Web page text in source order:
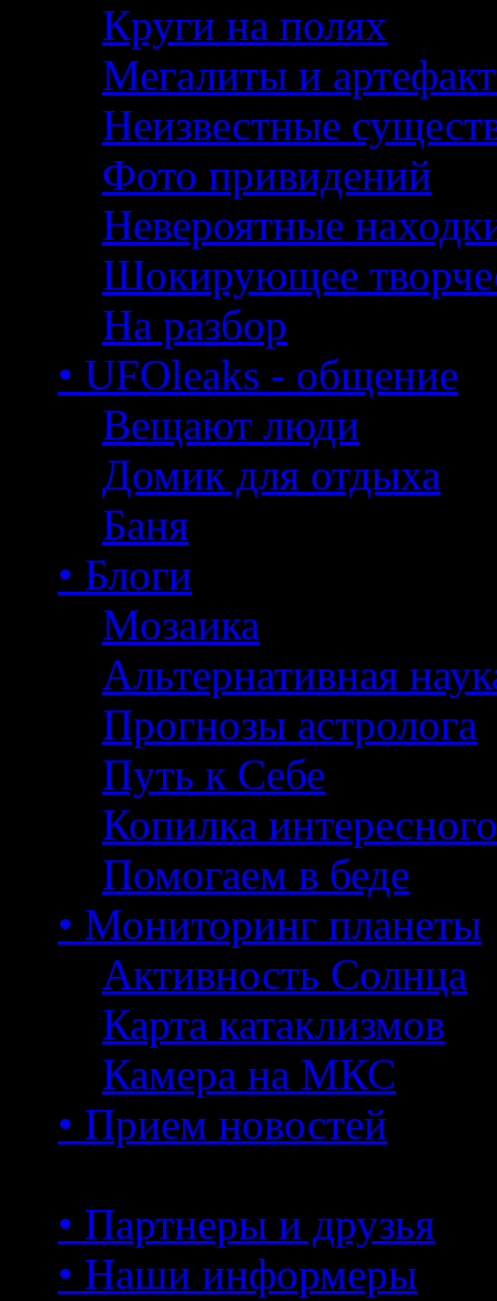
Круги на полях
Мегалиты и
Неизвестные
Фото привидений
Невероятные
Шокирующее
На разбор
• UFOleaks - общение
Вещают люди
Домик для отдыха
Баня
• Блоги
Мозаика
Альтернативная
Прогнозы астролога
Путь к Себе
Копилка интересного
Помогаем в беде
• Мониторинг планеты
Активность Солнца
Карта катаклизмов
Камера на МКС
• Прием новостей
• Партнеры и друзья
• Наши информеры